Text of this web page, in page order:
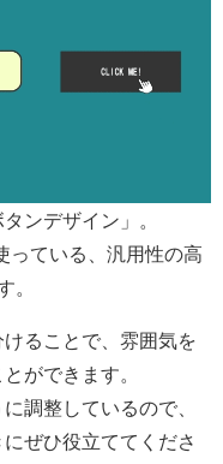
ンデザイン」。
っている、汎用性の高
。
ることで、雰囲気を
ができます。
調整しているので、
ぜひ役立ててくださ